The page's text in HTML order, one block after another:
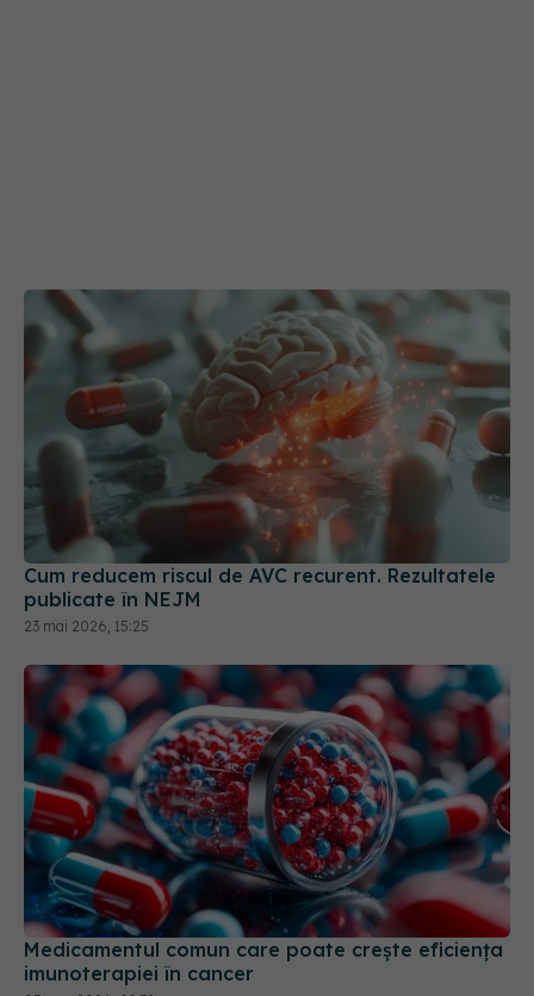
Cum reducem riscul de AVC recurent. Rezultatele
publicate în NEJM
23 mai 2026, 15:25
Medicamentul comun care poate crește eficiența
imunoterapiei în cancer
05 mar 2026, 09:38